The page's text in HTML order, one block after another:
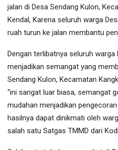
jalan di Desa Sendang Kulon,
Kendal, Karena seluruh warga
ruah turun ke jalan membantu
Dengan terlibatnya seluruh warga
menjadikan semangat yang
Sendang Kulon, Kecamatan
“ini sangat luar biasa, semangat
mudahan menjadikan
hasilnya dapat dinikmati oleh
salah satu Satgas TMMD dari